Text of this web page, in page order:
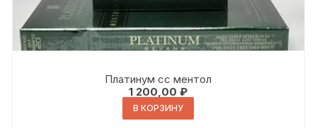
Платинум сс ментол
1 200,00₽
В КОРЗИНУ